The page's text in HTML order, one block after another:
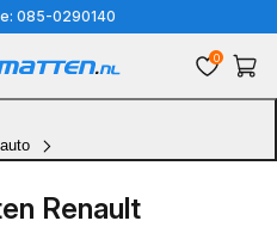
085-0290140
0
Renault